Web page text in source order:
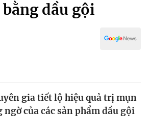
dầu gội
gia tiết lộ hiệu quả trị mụn
của các sản phẩm dầu gội